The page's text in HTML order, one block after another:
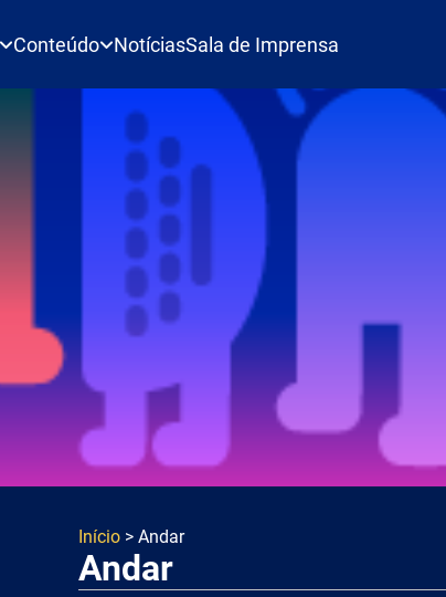
Conteúdo NotíciasSala de Imprensa
Início > Andar
Andar